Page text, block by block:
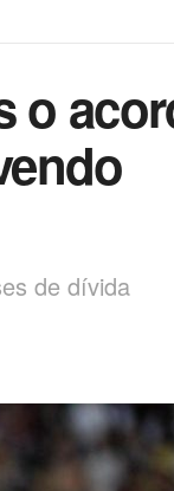
o
de dívida